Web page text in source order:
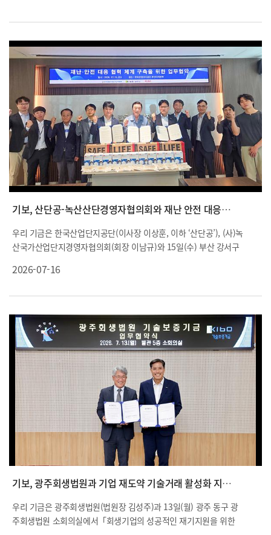
기보, 산단공-녹산산단경영자협의회와 재난 안전 대응에 상호 협력
우리 기금은 한국산업단지공단(이사장 이상훈, 이하 ‘산단공’), (사)녹
산국가산업단지경영자협의회(회장 이남규)와 15일(수) 부산 강서구
협력체계 구축을 위한 업무협약」을 체결했습 다.
2026-07-16
기보, 광주회생법원과 기업 재도약 기술거래 활성화 지원 협력
우리 기금은 광주회생법원(법원장 김성주)과 13일(월) 광주 동구 광
주회생법원 소회의실에서「회생기업의 성공적인 재기지원을 위한